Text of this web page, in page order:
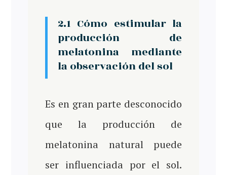
2.1 Cómo estimular la
producción de
melatonina mediante
la observación del sol
Es en gran parte desconocido
que la producción de
melatonina natural puede
ser influenciada por el sol.